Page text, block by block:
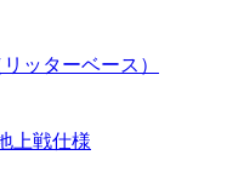
ッターベース）
上戦仕様